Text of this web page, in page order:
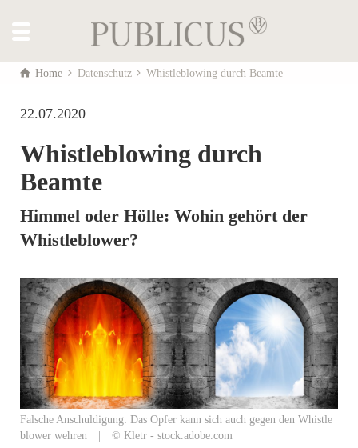
Home Datenschutz Whistleblowing durch Beamte
22.07.2020
Whistleblowing durch
Beamte
Himmel oder Hölle: Wohin gehört der
Whistleblower?
Falsche Anschuldigung: Das Opfer kann sich auch gegen den Whistle
blower wehren | © Kletr - stock.adobe.com